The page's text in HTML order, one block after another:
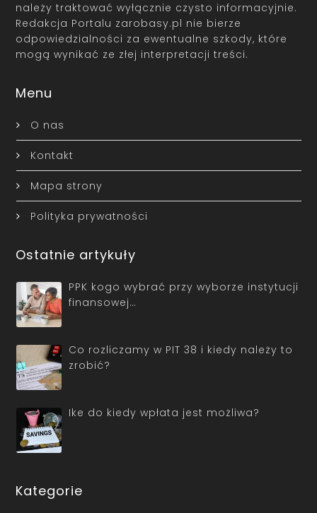
należy traktować wyłącznie czysto informacyjnie.
Redakcja Portalu zarobasy.pl nie bierze
odpowiedzialności za ewentualne szkody, które
mogą wynikać ze złej interpretacji treści.
Menu
O nas
Kontakt
Mapa strony
Polityka prywatności
Ostatnie artykuły
PPK kogo wybrać przy wyborze instytucji
finansowej…
Co rozliczamy w PIT 38 i kiedy należy to
zrobić?
Ike do kiedy wpłata jest możliwa?
Kategorie